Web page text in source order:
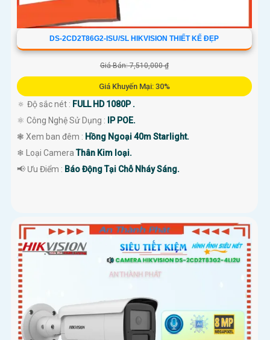
DS-2CD2T86G2-ISU/SL HIKVISION THIẾT KẾ ĐẸP
Giá Bán: 7,510,000 ₫
Giá Khuyến Mại: 30%
🔅 Độ sắc nét : FULL HD 1080P .
⚛️ Công Nghệ Sử Dụng :
IP POE.
❃ Xem ban đêm : Hồng Ngoại 40m Starlight.
❄ Loại CameraThân Kim loại.
️📢 Ưu Điểm : Báo Động Tại Chỗ Nháy Sáng.